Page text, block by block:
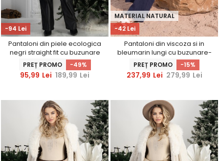
-94 Lei
Pantaloni din piele ecologica
negri straight fit cu buzunare
laterale
PREȚ PROMO -49%
95,99 Lei 189,99 Lei
-42 Lei
MATERIAL NATURAL
Pantaloni din viscoza si in
bleumarin lungi cu buzunare-
StarShinerS
PREȚ PROMO -15%
237,99 Lei 279,99 Lei